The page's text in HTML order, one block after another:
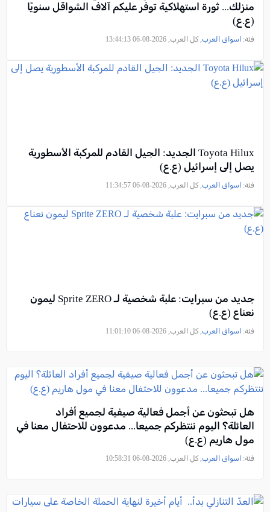
منزلك... ثورة استهلاكية توفر عليكم آلاف الشواقل سنويًا
(ع.ع)
فئة: اسواق العرب, كل العرب, 2026-08-06 13:44:13
Toyota Hilux الجديد: الجيل القادم للمركبة الأسطورية
يصل إلى إسرائيل (ع.ع)
فئة: اسواق العرب, كل العرب, 2026-08-06 11:34:57
جديد من سبرايت: علبة شخصية لـ Sprite ZERO ليمون
نعناع (ع.ع)
فئة: اسواق العرب, كل العرب, 2026-08-06 11:01:10
هل تبحثون عن أجمل فعالية صيفية لجميع أفراد
العائلة؟ اليوم ننتظركم جميعا... مدعوون للاحتفال معنا في
مول هاريم (ع.ع)
فئة: اسواق العرب, كل العرب, 2026-08-06 10:58:31